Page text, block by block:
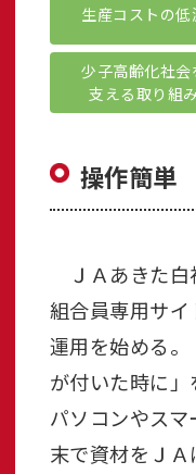
生産コストの低
少子高齢化社会
支える取り組
操作簡単
ＪＡあきた白
組合員専用サ
運用を始める
が付いた時に
パソコンやス
末で資材をＪＡ